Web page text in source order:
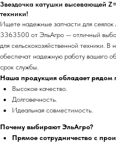
Звездочка катушки высевающей
техники!
Ищете надежные запчасти для
3363500 от ЭльАгро — отличный
для сельскохозяйственной техники.
обеспечат надежную работу вашего
срок службы.
Наша продукция обладает рядом
Высокое качество.
Долговечность.
Идеальная совместимость.
Почему выбирают ЭльАгро?
Прямое сотрудничество с